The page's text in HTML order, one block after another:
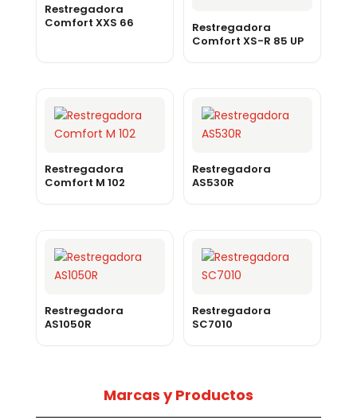
Restregadora
Comfort XXS 66
Restregadora
Comfort XS-R 85 UP
Restregadora
Comfort M 102
Restregadora
AS530R
Restregadora
AS1050R
Restregadora
SC7010
Marcas y Productos